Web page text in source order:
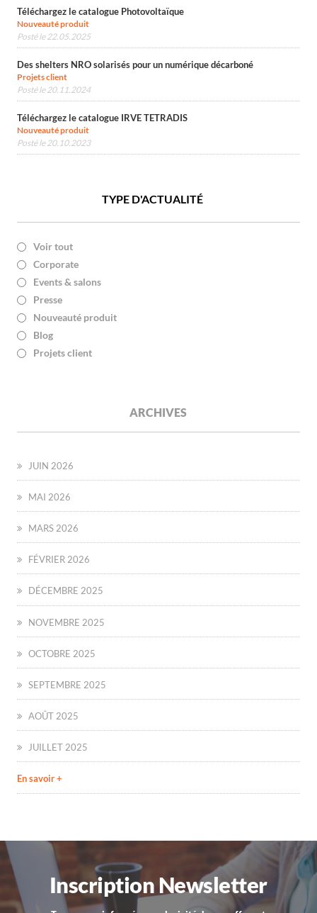
Téléchargez le catalogue Photovoltaïque
Nouveauté produit
Posté le 22.05.2025
Des shelters NRO solarisés pour un numérique décarboné
Projets client
Posté le 20.11.2024
Téléchargez le catalogue IRVE TETRADIS
Nouveauté produit
Posté le 20.10.2023
TYPE D'ACTUALITÉ
Voir tout
Corporate
Events & salons
Presse
Nouveauté produit
Blog
Projets client
ARCHIVES
JUIN 2026
MAI 2026
MARS 2026
FÉVRIER 2026
DÉCEMBRE 2025
NOVEMBRE 2025
OCTOBRE 2025
SEPTEMBRE 2025
AOÛT 2025
JUILLET 2025
En savoir +
Inscription Newsletter